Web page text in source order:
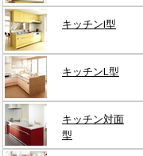
キッチンI型
キッチンL型
キッチン対面
型